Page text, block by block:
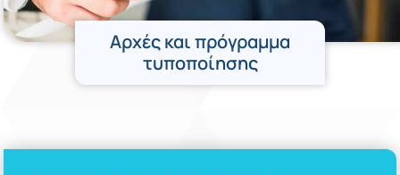
Αρχές και πρόγραμμα
τυποποίησης